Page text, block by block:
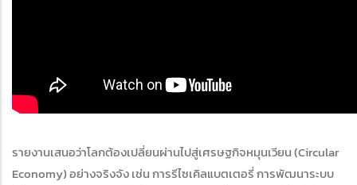
รายงานเสนอว่าโลกต้องเปลี่ยนผ่านไปสู่เศรษฐกิจหมุนเวียน (Circular
Economy) อย่างจริงจัง เช่น การรีไซเคิลแบตเตอรี่ การพัฒนาระบบ